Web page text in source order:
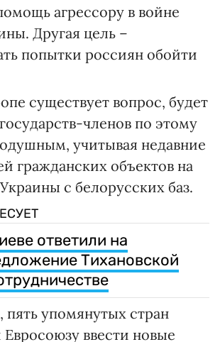
агрессору в войне
Другая цель –
попытки россиян обойти
существует вопрос, будет
членов по этому
учитывая недавние
гражданских объектов на
с белорусских баз.
ответили на
Тихановской
пять упомянутых стран
ввести новые